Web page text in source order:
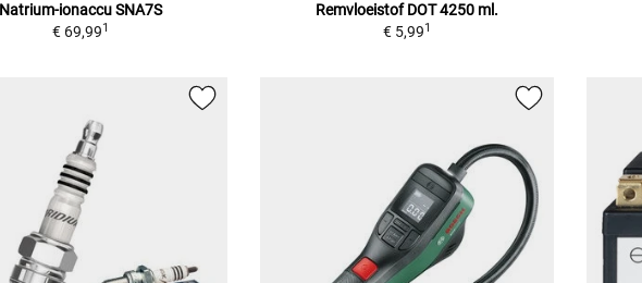
ionaccu SNA7S
€ 69,991
Remvloeistof DOT 4250 ml.
€ 5,991